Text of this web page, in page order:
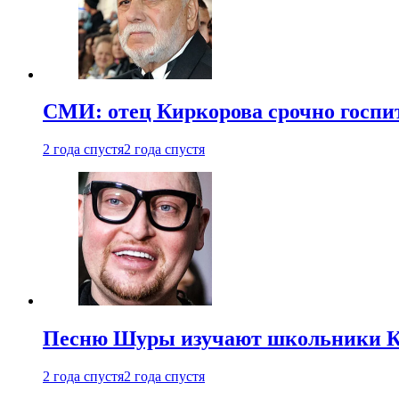
СМИ: отец Киркорова срочно
2 года спустя2 года спустя
Песню Шуры изучают школьники
2 года спустя2 года спустя